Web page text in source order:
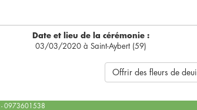
Date et lieu de la cérémonie :
03/03/2020 à Saint-Aybert (59)
Offrir des fleurs de deuil
- 0973601538